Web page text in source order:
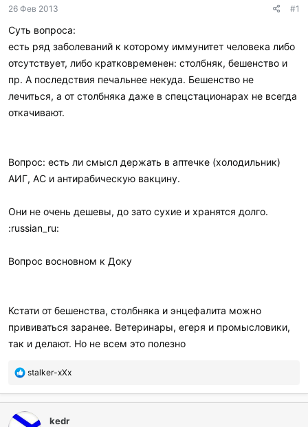
ы
26 Фев 2013 #1
Суть вопроса:
есть ряд заболеваний к которому иммунитет человека либо
отсутствует, либо кратковременен: столбняк, бешенство и
пр. А последствия печальнее некуда. Бешенство не
лечиться, а от столбняка даже в спецстационарах не всегда
откачивают.
Вопрос: есть ли смысл держать в аптечке (холодильник)
АИГ, АС и антирабическую вакцину.
Они не очень дешевы, до зато сухие и хранятся долго.
:russian_ru:
Вопрос восновном к Доку
Кстати от бешенства, столбняка и энцефалита можно
прививаться заранее. Ветеринары, егеря и промысловики,
так и делают. Но не всем это полезно
П
б
л
а
stalker-xXx
kedr